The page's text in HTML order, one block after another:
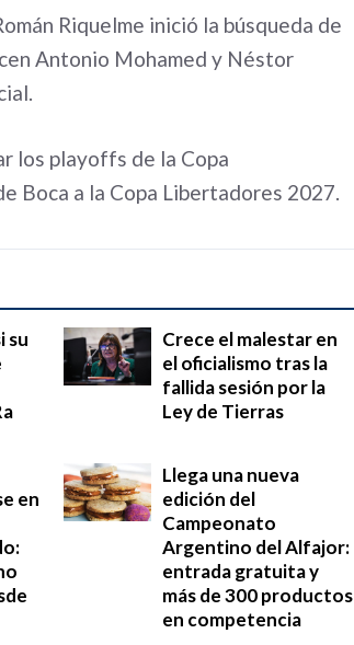
Riquelme inició la búsqueda de
Antonio Mohamed y Néstor
los playoffs de la Copa
Boca a la Copa Libertadores 2027.
su
Crece el malestar en
el oficialismo tras la
fallida sesión por la
Ley de Tierras
en
Llega una nueva
edición del
Campeonato
Argentino del Alfajor:
entrada gratuita y
más de 300 productos
en competencia